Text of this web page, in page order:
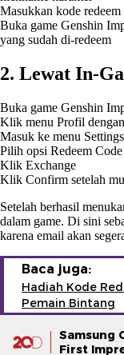
Masukkan kode
Buka game Genshin
yang sudah di-redeem
2. Lewat In-
Buka game Genshin
Klik menu Profil
Masuk ke menu
Pilih opsi Redeem
Klik Exchange
Klik Confirm setelah
Setelah berhasil
dalam game. Di sini
karena email akan
Baca juga:
Hadiah Kode
Pemain Bintang
Samsung
First